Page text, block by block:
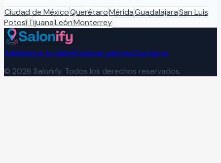
Ciudad de MéxicoQuerétaroMéridaGuadalajaraSan Luis
PotosíTijuanaLeónMonterrey
Administra tu salónExplorar salonesContacto
© 2026 Salonify. Todos los derechos reservados.